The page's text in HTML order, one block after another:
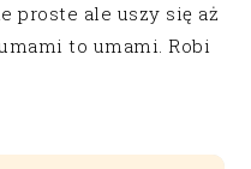
proste ale uszy się aż
to umami. Robi